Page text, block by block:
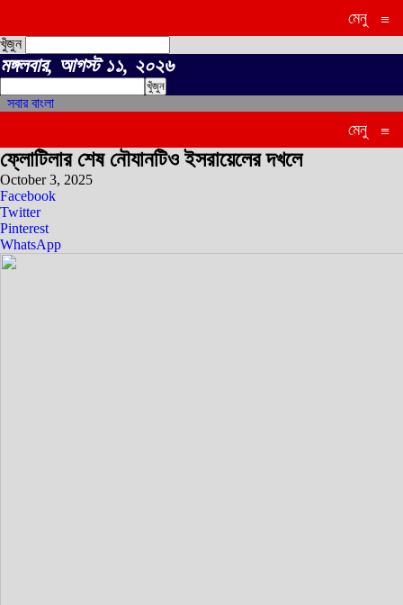
মেনু ≡
খুঁজুন
মঙ্গলবার, আগস্ট ১১, ২০২৬
সবার বাংলা
মেনু ≡
ফ্লোটিলার শেষ নৌযানটিও ইসরায়েলের দখলে
October 3, 2025
Facebook
Twitter
Pinterest
WhatsApp